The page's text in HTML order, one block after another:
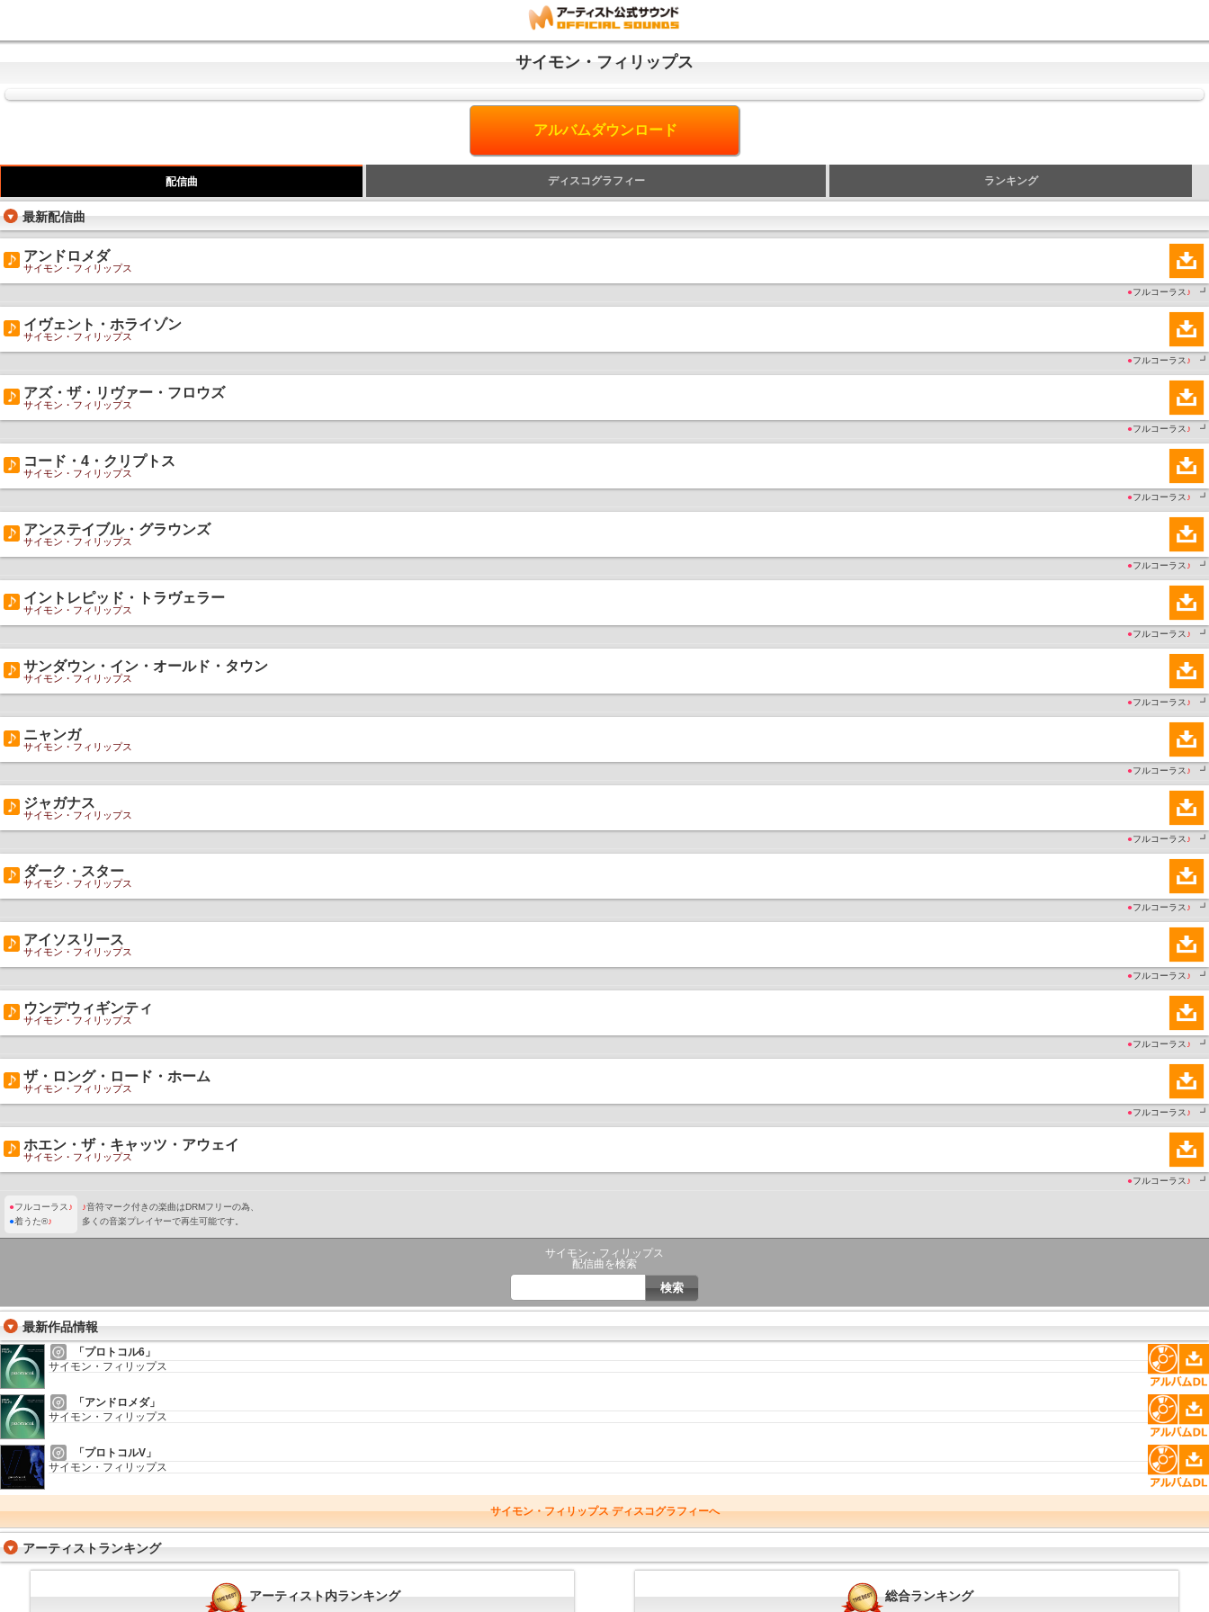
サイモン・フィリップス
アルバムダウンロード
配信曲 ディスコグラフィー ランキング
最新配信曲
アンドロメダ
サイモン・フィリップス
●フルコーラス ♪ ┛
イヴェント・ホライゾン
サイモン・フィリップス
●フルコーラス ♪ ┛
アズ・ザ・リヴァー・フロウズ
サイモン・フィリップス
●フルコーラス ♪ ┛
コード・4・クリプトス
サイモン・フィリップス
●フルコーラス ♪ ┛
アンステイブル・グラウンズ
サイモン・フィリップス
●フルコーラス ♪ ┛
イントレピッド・トラヴェラー
サイモン・フィリップス
●フルコーラス ♪ ┛
サンダウン・イン・オールド・タウン
サイモン・フィリップス
●フルコーラス ♪ ┛
ニャンガ
サイモン・フィリップス
●フルコーラス ♪ ┛
ジャガナス
サイモン・フィリップス
●フルコーラス ♪ ┛
ダーク・スター
サイモン・フィリップス
●フルコーラス ♪ ┛
アイソスリース
サイモン・フィリップス
●フルコーラス ♪ ┛
ウンデウィギンティ
サイモン・フィリップス
●フルコーラス ♪ ┛
ザ・ロング・ロード・ホーム
サイモン・フィリップス
●フルコーラス ♪ ┛
ホエン・ザ・キャッツ・アウェイ
サイモン・フィリップス
●フルコーラス ♪ ┛
●フルコーラス ♪
●着うた®♪
♪音符マーク付きの楽曲はDRMフリーの為、
多くの音楽プレイヤーで再生可能です。
サイモン・フィリップス
配信曲を検索
最新作品情報
「プロトコル6」
サイモン・フィリップス
「アンドロメダ」
サイモン・フィリップス
「プロトコルV」
サイモン・フィリップス
サイモン・フィリップス ディスコグラフィーへ
アーティストランキング
アーティスト内ランキング 総合ランキング